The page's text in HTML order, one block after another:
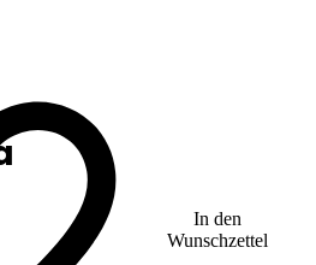
In den
Wunschzettel